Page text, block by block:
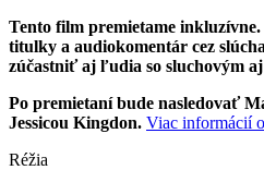
Tento film premietame
titulky a audiokomentár cez
zúčastniť aj ľudia so sluchovým
Po premietaní bude nasledovať
Jessicou Kingdon. Viac informácií
Réžia